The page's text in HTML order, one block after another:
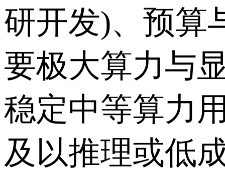
研开发)、预算
要极大算力与
稳定中等算力
及以推理或低